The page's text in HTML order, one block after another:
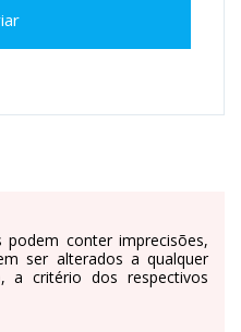
podem conter imprecisões,
ser alterados a qualquer
a critério dos respectivos